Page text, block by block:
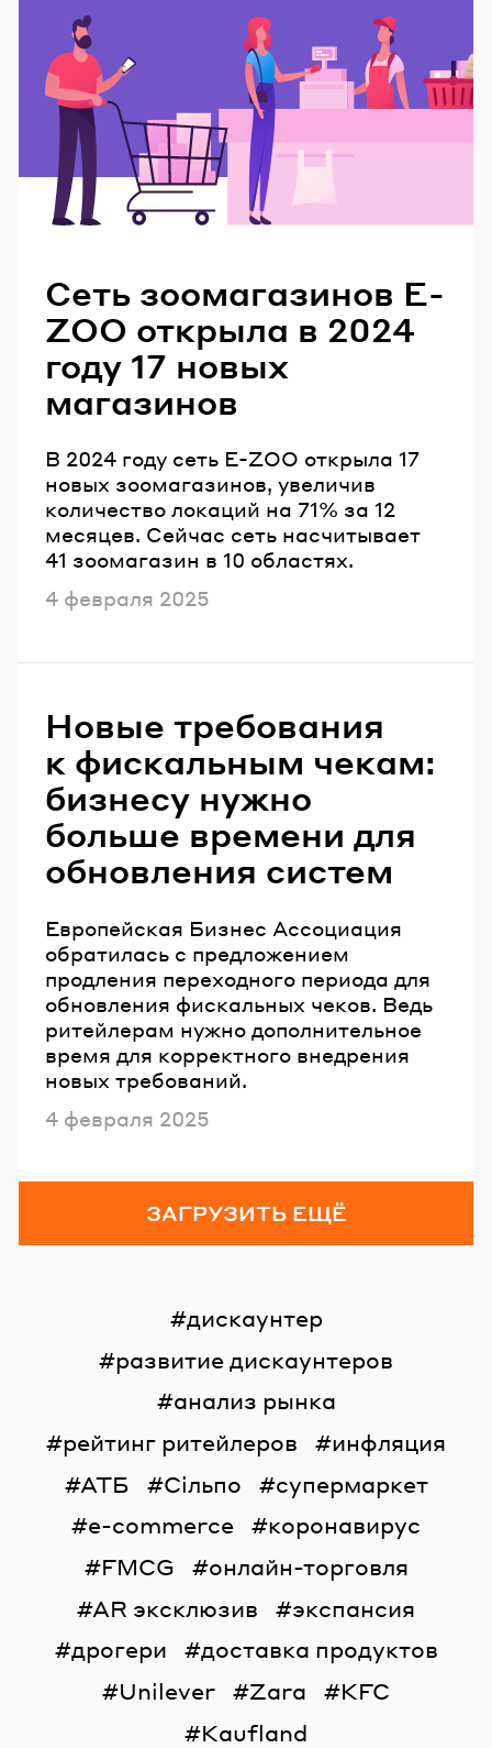
Сеть зоомагазинов E-
ZOO открыла в 2024
году 17 новых
магазинов
В 2024 году сеть E-ZOO открыла 17
новых зоомагазинов, увеличив
количество локаций на 71% за 12
месяцев. Сейчас сеть насчитывает
41 зоомагазин в 10 областях.
Опубликовано
4 февраля 2025
Новые требования
к фискальным чекам:
бизнесу нужно
больше времени для
обновления систем
Европейская Бизнес Ассоциация
обратилась с предложением
продления переходного периода для
обновления фискальных чеков. Ведь
ритейлерам нужно дополнительное
время для корректного внедрения
новых требований.
Опубликовано
4 февраля 2025
ЗАГРУЗИТЬ ЕЩЁ
дискаунтер
развитие дискаунтеров
анализ рынка
рейтинг ритейлеров
инфляция
АТБ
Сільпо
супермаркет
e-commerce
коронавирус
FMCG
онлайн-торговля
AR эксклюзив
экспансия
дрогери
доставка продуктов
Unilever
Zara
KFC
Kaufland